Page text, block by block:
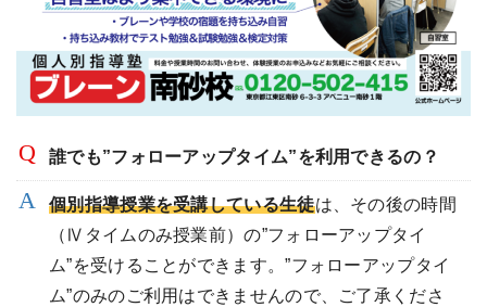
誰でも”フォローアップタイム”を利用できるの？
個別指導授業を受講している生徒は、その後の時間
（Ⅳタイムのみ授業前）の”フォローアップタイ
ム”を受けることができます。”フォローアップタイ
ム”のみのご利用はできませんので、ご了承くださ